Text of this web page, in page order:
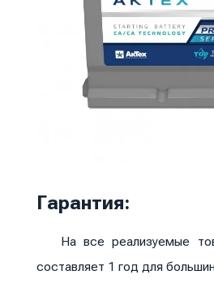
Гарантия:
На все реализуемые
составляет 1 год для